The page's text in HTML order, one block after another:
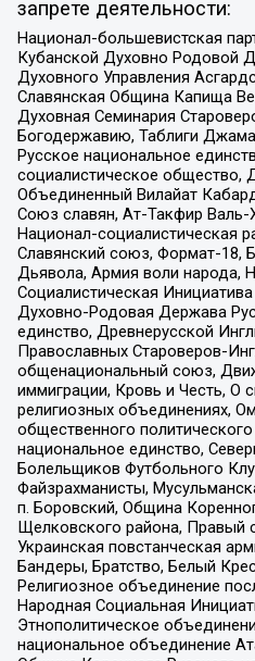
запрете деятельности:
Национал-большевистская
Кубанской Духовно Родовой
Духовного Управления
Славянская Община Капища
Духовная Семинария
Богодержавию, Таблиги
Русское национальное
социалистическое общество,
Объединенный Вилайат
Союз славян, Ат-Такфир Валь-
Национал-социалистическая
Славянский союз, Формат-18,
Дьявола, Армия воли народа,
Социалистическая
Духовно-Родовая Держава
единство, Древнерусской
Православных Староверов-
общенациональный союз,
иммиграции, Кровь и Честь, О
религиозных объединениях,
общественного
национальное единство,
Болельщиков Футбольного
Файзрахманисты,
п. Боровский, Община
Щелковского района, Правый
Украинская повстанческая
Бандеры, Братство, Белый
Религиозное объединение
Народная Социальная
Этнополитическое
национальное объединение